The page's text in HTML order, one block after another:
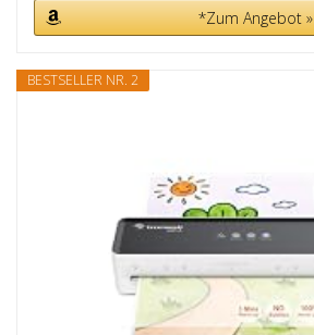
*Zum Angebot »
BESTSELLER NR. 2